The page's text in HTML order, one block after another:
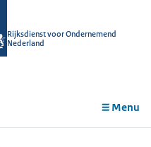
Rijksdienst voor Ondernemend
Nederland
Menu